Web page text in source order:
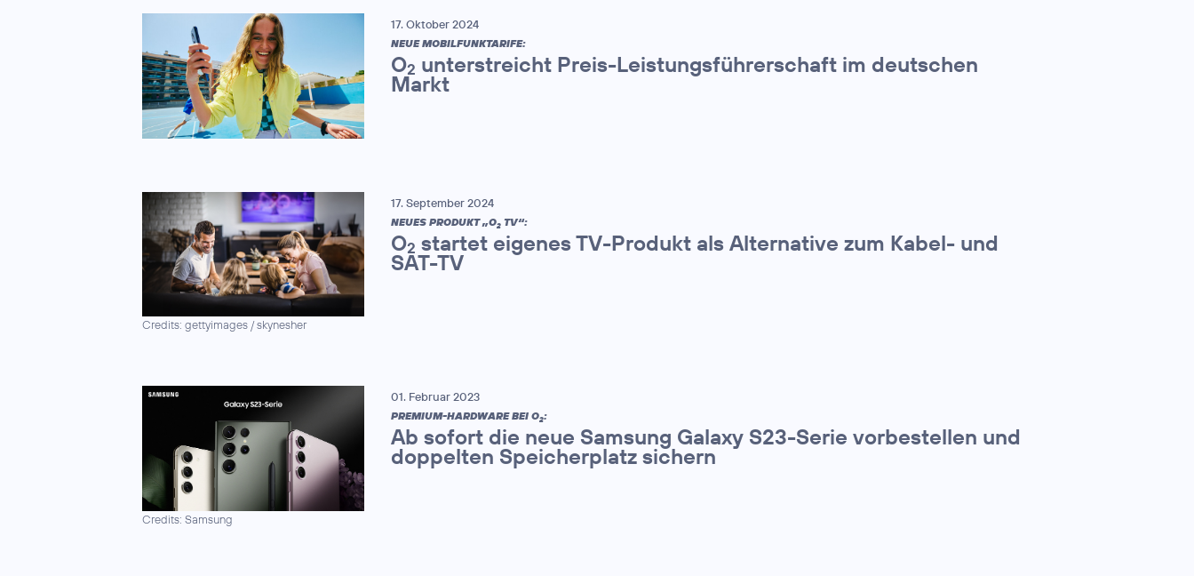
17. Oktober 2024
NEUE MOBILFUNKTARIFE:
O2 unterstreicht Preis-Leistungsführerschaft im deutschen
Markt
Credits: gettyimages / skynesher
17. September 2024
NEUES PRODUKT „O2 TV“:
O2 startet eigenes TV-Produkt als Alternative zum Kabel- und
SAT-TV
Credits: Samsung
01. Februar 2023
PREMIUM-HARDWARE BEI O2:
Ab sofort die neue Samsung Galaxy S23-Serie vorbestellen und
doppelten Speicherplatz sichern